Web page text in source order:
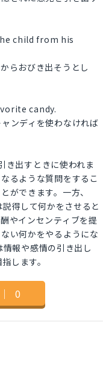
child from his
らおびき出そうとし
candy.
ンディを使わなければ
出すときに使われま
るような質問をするこ
ができます。一方、
得して何かをさせると
やインセンティブを提
い何かをやるようにな
報や感情の引き出し
します。
｜ 0